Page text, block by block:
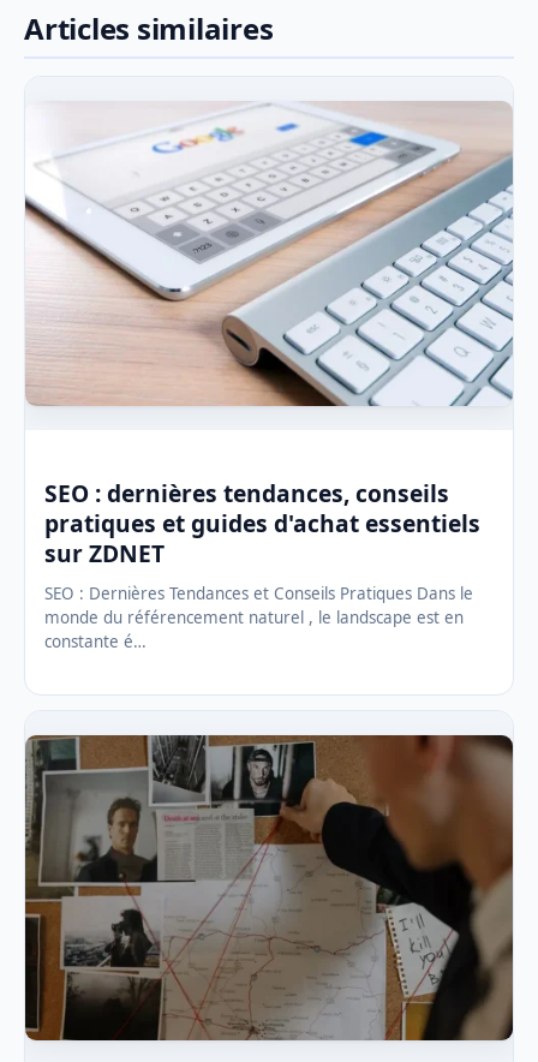
Articles similaires
SEO : dernières tendances, conseils
pratiques et guides d'achat essentiels
sur ZDNET
SEO : Dernières Tendances et Conseils Pratiques Dans le
monde du référencement naturel , le landscape est en
constante é…